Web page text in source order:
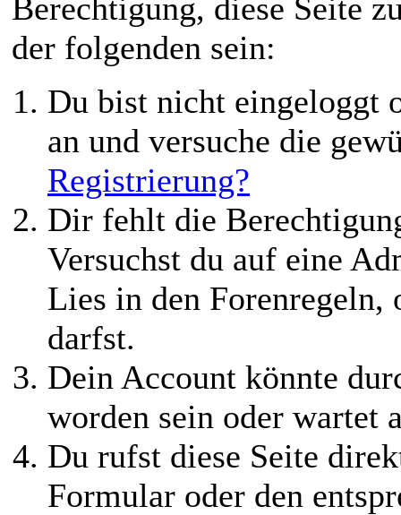
Berechtigung, diese Seite
der folgenden sein:
Du bist nicht eingeloggt
an und versuche die
Registrierung?
Dir fehlt die
Versuchst du auf eine
Lies in den Forenregeln,
darfst.
Dein Account könnte
worden sein oder wartet
Du rufst diese Seite
Formular oder den